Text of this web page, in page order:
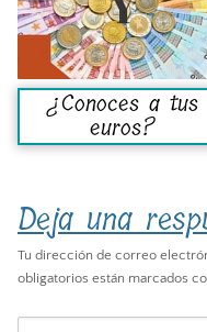
¿Conoces a tus
euros?
Deja una
Tu dirección de correo
obligatorios están marcados